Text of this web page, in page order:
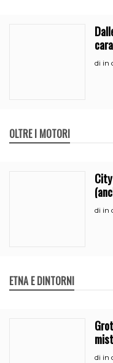
di in
OLTRE I MOTORI
di in
ETNA E DINTORNI
di in